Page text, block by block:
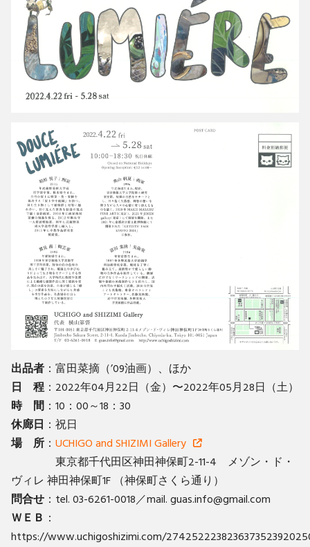
出品者 ：富田菜摘（’09油画）、ほか
日 程：2022年04月22日（金）〜2022年05月28日（土）
時 間 ：10：00～18：30
休廊日 ：祝日
場 所 ： UCHIGO and SHIZIMI Gallery
東京都千代⽥区神⽥神保町2-11-4 メゾン・ド・
ヴィレ 神⽥神保町1F （神保町さくら通り）
問合せ ：tel. 03-6261-0018／mail. guas.info@gmail.com
ＷＥＢ ：
https://www.uchigoshizimi.com/